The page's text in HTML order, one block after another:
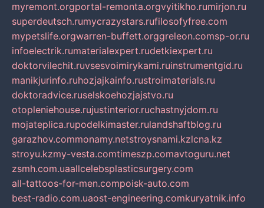
myremont.orgportal-remonta.orgvyitikho.rumirjon.ru
superdeutsch.rumycrazystars.rufilosofyfree.com
mypetslife.orgwarren-buffett.orggreleon.comsp-or.ru
infoelectrik.rumaterialexpert.rudetkiexpert.ru
doktorvilechit.ruvsesvoimirykami.ruinstrumentgid.ru
manikjurinfo.ruhozjajkainfo.rustroimaterials.ru
doktoradvice.ruselskoehozjajstvo.ru
otopleniehouse.rujustinterior.ruchastnyjdom.ru
mojateplica.rupodelkimaster.rulandshaftblog.ru
garazhov.commonamy.netstroysnami.kzlcna.kz
stroyu.kzmy-vesta.comtimeszp.comavtoguru.net
zsmh.com.uaallcelebsplasticsurgery.com
all-tattoos-for-men.compoisk-auto.com
best-radio.com.uaost-engineering.comkuryatnik.info